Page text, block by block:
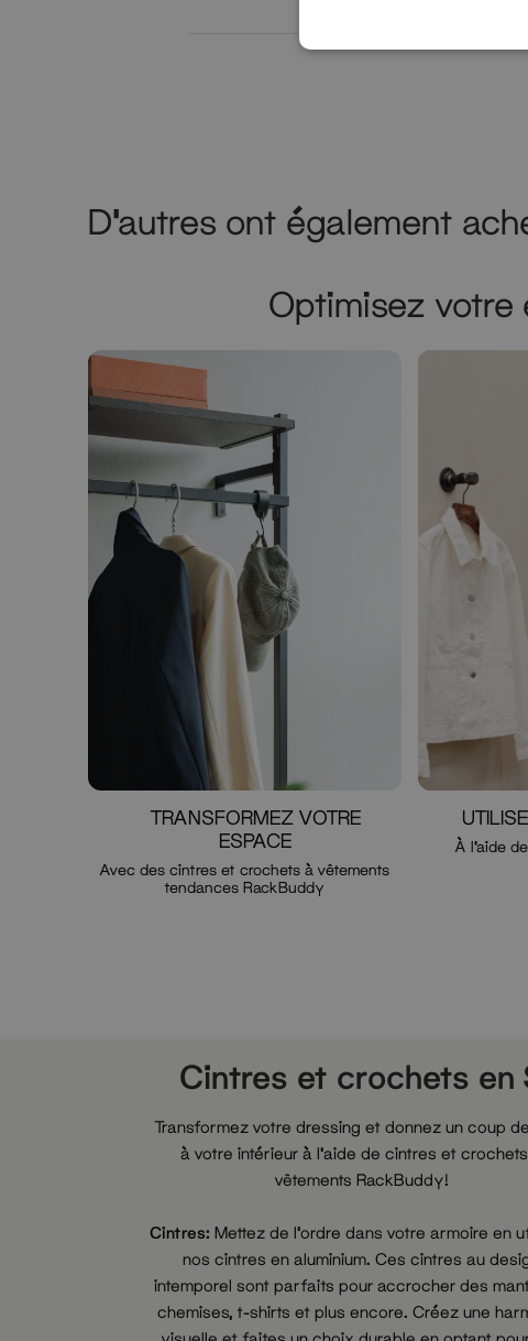
D'autres ont également
Optimisez
Avec des cintres et crochets à vêtements
tendances RackBuddy
TRANSFORMEZ VOTRE
ESPACE
À l'aide
Cintres et crochets en
Transformez votre dressing et donnez un coup
à votre intérieur à l'aide de cintres et
vêtements RackBuddy!
Cintres: Mettez de l'ordre dans votre armoire en
nos cintres en aluminium. Ces cintres au
intemporel sont parfaits pour accrocher des
chemises, t-shirts et plus encore. Créez une